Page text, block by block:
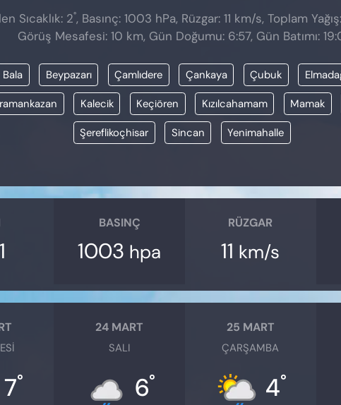
Sıcaklık: 2°, Basınç: 1003 hPa, Rüzgar: 11 km/s, Toplam
Görüş Mesafesi: 10 km, Gün Doğumu: 6:57, Gün Batımı:
Bala Beypazarı Çamlıdere Çankaya Çubuk
Kalecik Keçiören Kızılcahamam Mamak
Şereflikoçhisar Sincan Yenimahalle
BASINÇ
1003 hpa
RÜZGAR
11 km/s
7°
24 MART
SALI
6°
25 MART
ÇARŞAMBA
4°